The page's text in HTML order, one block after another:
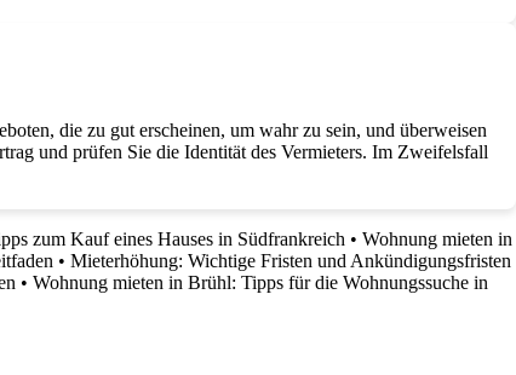
die zu gut erscheinen, um wahr zu sein, und überweisen
und prüfen Sie die Identität des Vermieters. Im Zweifelsfall
zum Kauf eines Hauses in Südfrankreich • Wohnung mieten in
• Mieterhöhung: Wichtige Fristen und Ankündigungsfristen
• Wohnung mieten in Brühl: Tipps für die Wohnungssuche in